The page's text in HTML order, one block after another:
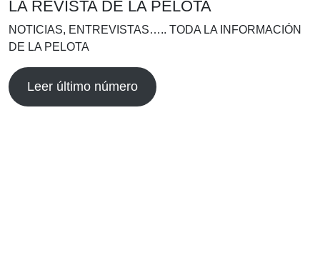
LA REVISTA DE LA PELOTA
NOTICIAS, ENTREVISTAS….. TODA LA INFORMACIÓN
DE LA PELOTA
Leer último número